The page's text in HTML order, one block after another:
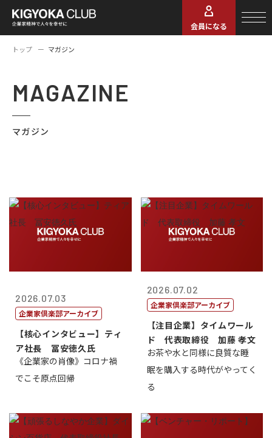
会員になる
トップ マガジン
MAGAZINE
マガジン
2026.07.03
企業家倶楽部アーカイブ
【核心インタビュー】ティ
ア社長 冨安徳久氏
《企業家の肖像》コロナ禍
でこそ原点回帰
2026.07.02
企業家倶楽部アーカイブ
【注目企業】タイムワール
ド 代表取締役 加藤 孝文
お茶や水と同様に良質な睡
眠を購入する時代がやってく
る